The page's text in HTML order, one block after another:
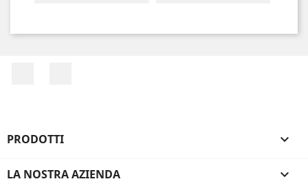
PRODOTTI 
LA NOSTRA AZIENDA 